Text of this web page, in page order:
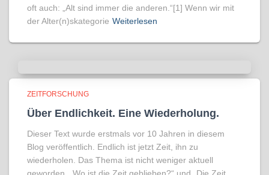
oft auch: „Alt sind immer die anderen.“[1] Wenn wir mit
der Alter(n)skategorie Weiterlesen
ZEITFORSCHUNG
Über Endlichkeit. Eine Wiederholung.
Dieser Text wurde erstmals vor 10 Jahren in diesem
Blog veröffentlich. Endlich ist jetzt Zeit, ihn zu
wiederholen. Das Thema ist nicht weniger aktuell